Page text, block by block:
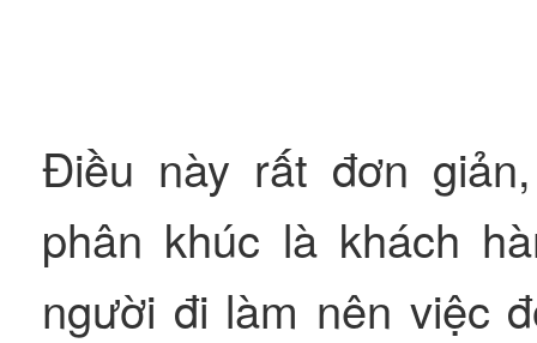
Điều này rất đơn
phân khúc là khách
người đi làm nên việc